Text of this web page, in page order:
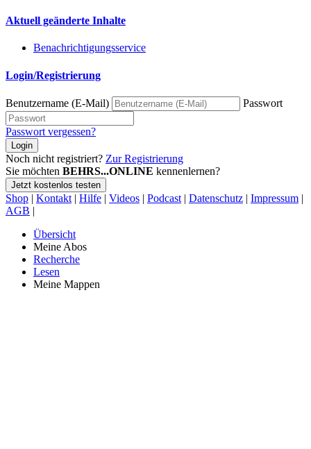
Aktuell geänderte Inhalte
Benachrichtigungsservice
Login/Registrierung
Benutzername (E-Mail) Passwort
Passwort vergessen?
Login
Noch nicht registriert? Zur Registrierung
Sie möchten BEHRS...ONLINE kennenlernen?
Jetzt kostenlos testen
Shop | Kontakt | Hilfe | Videos | Podcast | Datenschutz | Impressum |
AGB |
Übersicht
Meine Abos
Recherche
Lesen
Meine Mappen